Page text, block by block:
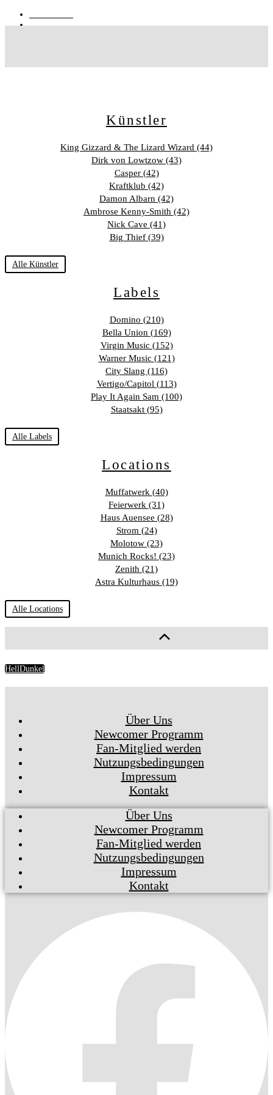
vonNatalie Purdak
Künstler
King Gizzard & The Lizard Wizard (44)
Dirk von Lowtzow (43)
Casper (42)
Kraftklub (42)
Damon Albarn (42)
Ambrose Kenny-Smith (42)
Nick Cave (41)
Big Thief (39)
Alle Künstler
Labels
Domino (210)
Bella Union (169)
Virgin Music (152)
Warner Music (121)
City Slang (116)
Vertigo/Capitol (113)
Play It Again Sam (100)
Staatsakt (95)
Alle Labels
Locations
Muffatwerk (40)
Feierwerk (31)
Haus Auensee (28)
Strom (24)
Molotow (23)
Munich Rocks! (23)
Zenith (21)
Astra Kulturhaus (19)
Alle Locations
HellDunkel
Über Uns
Newcomer Programm
Fan-Mitglied werden
Nutzungsbedingungen
Impressum
Kontakt
Über Uns
Newcomer Programm
Fan-Mitglied werden
Nutzungsbedingungen
Impressum
Kontakt